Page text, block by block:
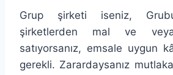
Grup şirketi iseniz,
şirketlerden mal ve
satıyorsanız, emsale uygun
gerekli. Zarardaysanız